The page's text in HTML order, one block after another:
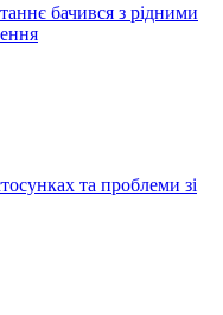
бачився з рідними
та проблеми зі